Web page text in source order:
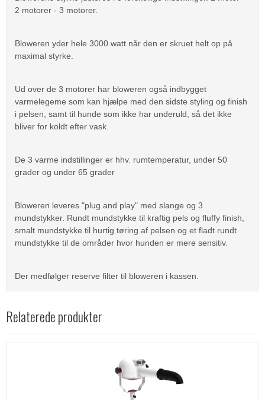
2 motorer - 3 motorer.
Bloweren yder hele 3000 watt når den er skruet helt op på
maximal styrke.
Ud over de 3 motorer har bloweren også indbygget
varmelegeme som kan hjælpe med den sidste styling og finish
i pelsen, samt til hunde som ikke har underuld, så det ikke
bliver for koldt efter vask.
De 3 varme indstillinger er hhv. rumtemperatur, under 50
grader og under 65 grader
Bloweren leveres "plug and play" med slange og 3
mundstykker. Rundt mundstykke til kraftig pels og fluffy finish,
smalt mundstykke til hurtig tøring af pelsen og et fladt rundt
mundstykke til de områder hvor hunden er mere sensitiv.
Der medfølger reserve filter til bloweren i kassen.
Relaterede produkter